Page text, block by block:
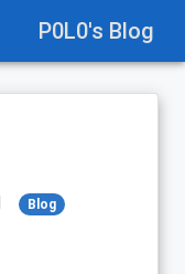
P0L0's Blog
Blog